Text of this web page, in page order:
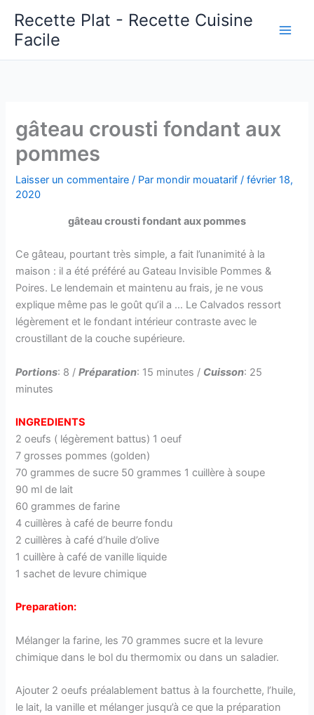
contenu
Recette Plat - Recette Cuisine
Facile
gâteau crousti fondant aux
pommes
Laisser un commentaire / Par mondir mouatarif/février 18,
2020
gâteau crousti fondant aux pommes
Ce gâteau, pourtant très simple, a fait l’unanimité à la
maison : il a été préféré au Gateau Invisible Pommes &
Poires. Le lendemain et maintenu au frais, je ne vous
explique même pas le goût qu’il a … Le Calvados ressort
légèrement et le fondant intérieur contraste avec le
croustillant de la couche supérieure.
Portions: 8 /Préparation: 15 minutes / Cuisson: 25
minutes
INGREDIENTS
2 oeufs ( légèrement battus) 1 oeuf
7 grosses pommes (golden)
70 grammes de sucre 50 grammes 1 cuillère à soupe
90 ml de lait
60 grammes de farine
4 cuillères à café de beurre fondu
2 cuillères à café d’huile d’olive
1 cuillère à café de vanille liquide
1 sachet de levure chimique
Preparation:
Mélanger la farine, les 70 grammes sucre et la levure
chimique dans le bol du thermomix ou dans un saladier.
Ajouter 2 oeufs préalablement battus à la fourchette, l’huile,
le lait, la vanille et mélanger jusqu’à ce que la préparation